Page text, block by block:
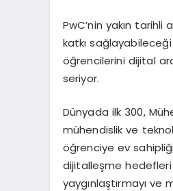
PwC’nin yakın
katkı
öğrencilerini dijital
seriyor.
Dünyada ilk 300,
mühendislik ve
öğrenciye ev
dijitalleşme hedefleri
yaygınlaştırmayı ve